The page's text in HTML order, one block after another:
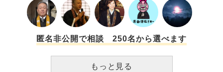
匿名非公開で相談 250名から選べます
もっと見る